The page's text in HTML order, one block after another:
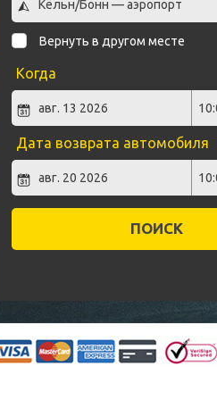
Вернуть в другом месте
Когда
Дата возврата автомобиля
ПОИСК